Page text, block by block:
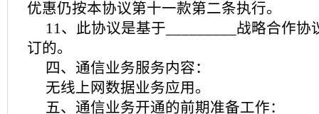
优惠仍按本协议第十一款第二条执行。
11、此协议是基于_________战略合作协
订的。
四、通信业务服务内容：
无线上网数据业务应用。
五、通信业务开通的前期准备工作：